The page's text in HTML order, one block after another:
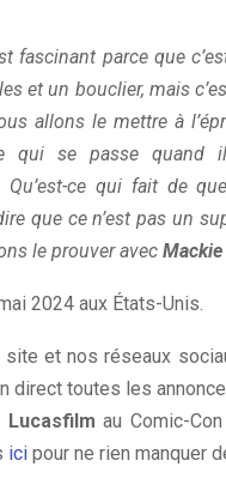
fascinant parce que
et un bouclier, mais
allons le mettre à
qui se passe quand
ce qui fait de
que ce n’est pas un
le prouver avec Mackie
2024 aux États-Unis.
et nos réseaux
direct toutes les
Lucasfilm au Comic-
ici pour ne rien manquer